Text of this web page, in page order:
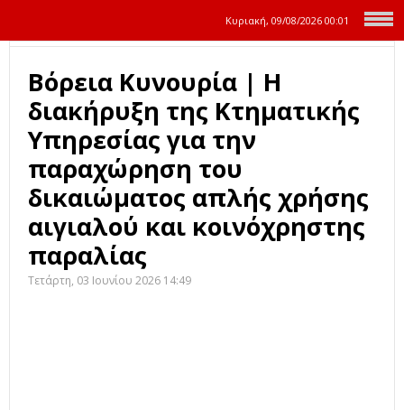
Κυριακή, 09/08/2026 00:01
Βόρεια Κυνουρία | Η
διακήρυξη της Κτηματικής
Υπηρεσίας για την
παραχώρηση του
δικαιώματος απλής χρήσης
αιγιαλού και κοινόχρηστης
παραλίας
Τετάρτη, 03 Ιουνίου 2026 14:49